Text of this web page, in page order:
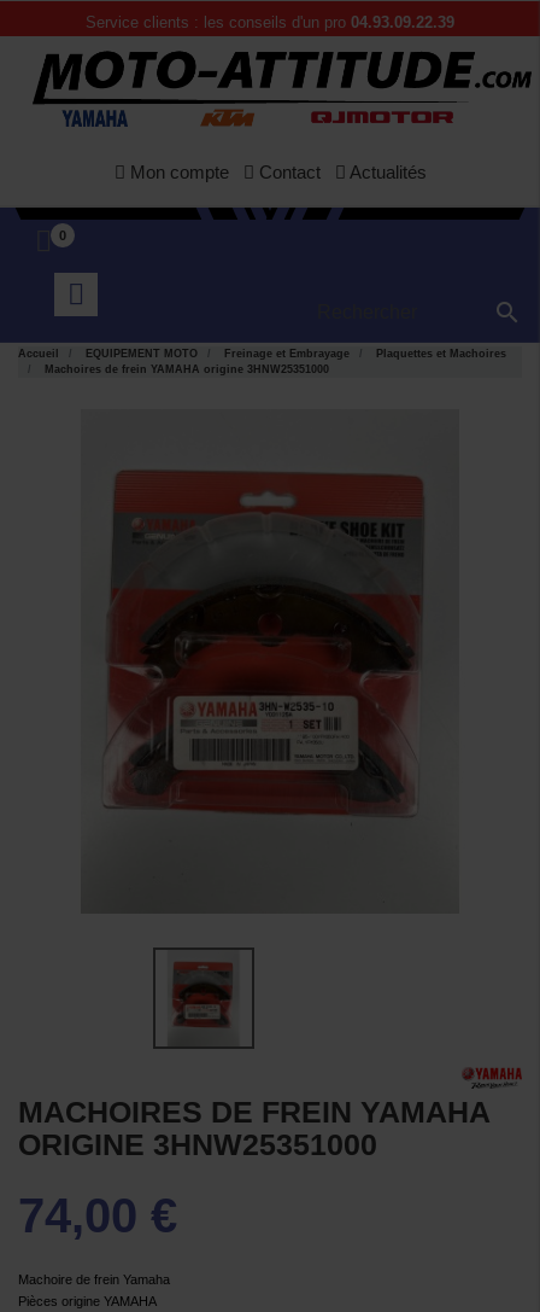
Service clients : les conseils d'un pro 04.93.09.22.39
Mon compte Contact Actualités
0

Accueil EQUIPEMENT MOTO Freinage et Embrayage
Plaquettes et Machoires
Machoires de frein YAMAHA origine 3HNW25351000
MACHOIRES DE FREIN YAMAHA
ORIGINE 3HNW25351000
74,00 €
Machoire de frein Yamaha
Pièces origine YAMAHA